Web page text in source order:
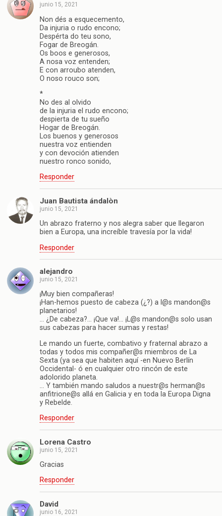
junio 15, 2021
Non dés a esquecemento,
Da injuria o rudo encono;
Despérta do teu sono,
Fogar de Breogán.
Os boos e generosos,
A nosa voz entenden;
E con arroubo atenden,
O noso rouco son;
*
No des al olvido
de la injuria el rudo encono;
despierta de tu sueño
Hogar de Breogán.
Los buenos y generosos
nuestra voz entienden
y con devoción atienden
nuestro ronco sonido,
Responder
Juan Bautista ándalòn
junio 15, 2021
Un abrazo fraterno y nos alegra saber que llegaron
bien a Europa, una increíble travesía por la vida!
Responder
alejandro
junio 15, 2021
¡Muy bien compañeras!
¡Han-hemos puesto de cabeza (¿?) a l@s mandon@s
planetarios!
… ¿De cabeza?… ¡Que va!… ¡L@s mandon@s solo usan
sus cabezas para hacer sumas y restas!
Le mando un fuerte, combativo y fraternal abrazo a
todas y todos mis compañer@s miembros de La
Sexta (ya sea que habiten aquí -en Nuevo Berlín
Occidental- ó en cualquier otro rincón de este
adolorido planeta.
… Y también mando saludos a nuestr@s herman@s
anfitrione@s allá en Galicia y en toda la Europa Digna
y Rebelde.
Responder
Lorena Castro
junio 15, 2021
Gracias
Responder
David
junio 16, 2021